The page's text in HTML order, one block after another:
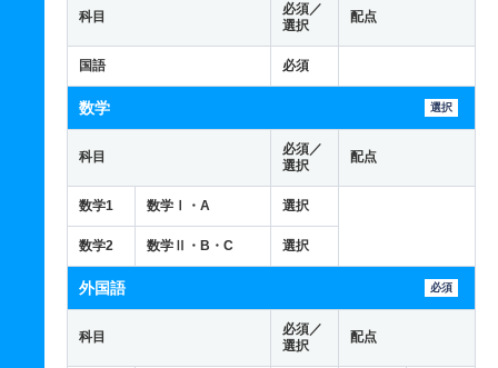
科目
必須／
選択
配点
国語 必須
数学 選択
科目
必須／
選択
配点
数学1 数学Ⅰ・A 選択
数学2 数学Ⅱ・B・C 選択
外国語 必須
科目
必須／
選択
配点